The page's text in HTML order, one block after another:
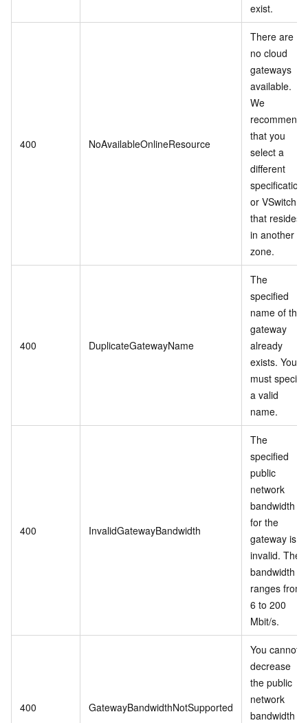
exist.
400 NoAvailableOnlineResource
There are
no cloud
gateways
available.
We
recommend
that you
select a
different
specification
or VSwitch
that resides
in another
zone.
400 DuplicateGatewayName
The
specified
name of the
gateway
already
exists. You
must specify
a valid
name.
400 InvalidGatewayBandwidth
The
specified
public
network
bandwidth
for the
gateway is
invalid. The
bandwidth
ranges from
6 to 200
Mbit/s.
400 GatewayBandwidthNotSupported
You cannot
decrease
the public
network
bandwidth